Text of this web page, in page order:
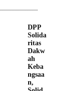
DPP
Solida
ritas
Dakw
ah
Keba
ngsaa
n,